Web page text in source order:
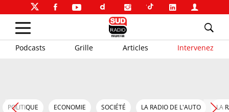
Podcasts Grille Articles Intervenez
POLITIQUE ECONOMIE SOCIÉTÉ LA RADIO DE L'AUTO LA